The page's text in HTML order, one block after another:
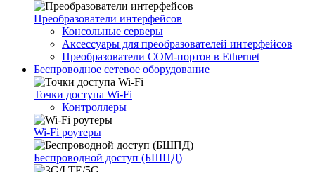
Преобразователи интерфейсов
Консольные серверы
Аксессуары для преобразователей интерфейсов
Преобразователи COM-портов в Ethernet
Беспроводное сетевое оборудование
Точки доступа Wi-Fi
Контроллеры
Wi-Fi роутеры
Беспроводной доступ (БШПД)